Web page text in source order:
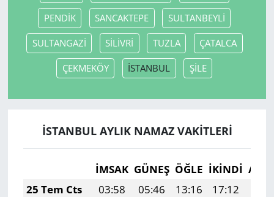
PENDİK SANCAKTEPE SULTANBEYLİ
SULTANGAZİ SİLİVRİ TUZLA ÇATALCA
ÇEKMEKÖY İSTANBUL ŞİLE
İSTANBUL AYLIK NAMAZ VAKITLERI
İMSAK GÜNEŞ ÖĞLE İKINDI
25 Tem Cts
03:58 05:46 13:16 17:12